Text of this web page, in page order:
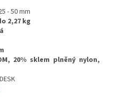
- 50 mm
2,27 kg
20% sklem plněný nylon,